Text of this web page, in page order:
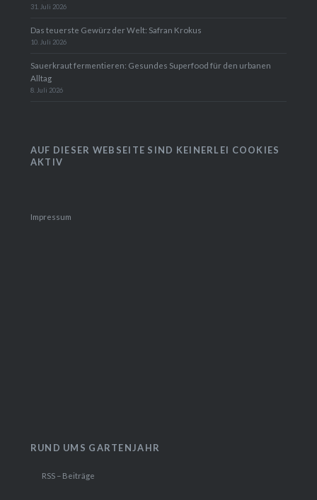
31. Juli 2026
Das teuerste Gewürz der Welt: Safran Krokus
10. Juli 2026
Sauerkraut fermentieren: Gesundes Superfood für den urbanen
Alltag
8. Juli 2026
AUF DIESER WEBSEITE SIND KEINERLEI COOKIES
AKTIV
Impressum
RUND UMS GARTENJAHR
RSS – Beiträge